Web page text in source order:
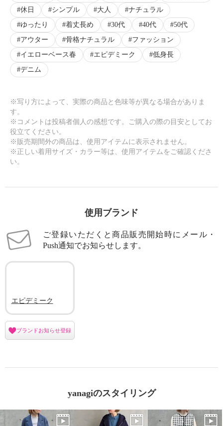
休日
シンプル 大人
ナチュラル
ゆったり
着丈長め 30代 40代
50代
アウター
骨格ナチュラル
ファッション
イエローベース春
エピデミーク
低身長
デニム
※写り方によって、実際の商品と色味等が異なる場合がありま
す。
※コメントは投稿者個人の感想です。ご購入の際の目安としてお
役立てください。
※販売期間外の商品は、使用アイテムに表示されません。
※正しい着用サイズ・カラー等は、使用アイテムをご確認くださ
い。
使用ブランド
ご登録いただくと商品販売開始時にメール・
Push通知でお知らせします。
エピデミーク
ブランドお知らせ登録
yanagiのスタイリング